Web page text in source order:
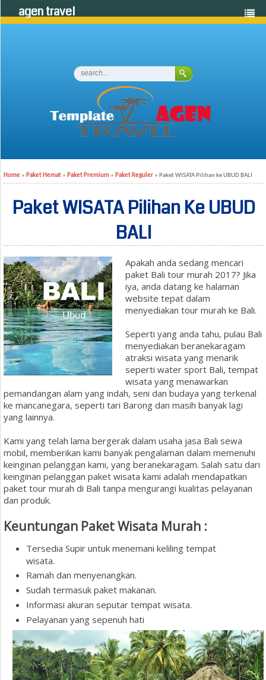
agen travel
Home » Paket Hemat » Paket Premium » Paket Reguler » Paket WISATA Pilihan ke UBUD BALI
Paket WISATA Pilihan Ke UBUD
BALI
Apakah anda sedang mencari
paket Bali tour murah 2017? Jika
iya, anda datang ke halaman
website tepat dalam
menyediakan tour murah ke Bali.
Seperti yang anda tahu, pulau Bali
menyediakan beranekaragam
atraksi wisata yang menarik
seperti water sport Bali, tempat
wisata yang menawarkan
pemandangan alam yang indah, seni dan budaya yang terkenal
ke mancanegara, seperti tari Barong dan masih banyak lagi
yang lainnya.
Kami yang telah lama bergerak dalam usaha jasa Bali sewa
mobil, memberikan kami banyak pengalaman dalam memenuhi
keinginan pelanggan kami, yang beranekaragam. Salah satu dari
keinginan pelanggan paket wisata kami adalah mendapatkan
paket tour murah di Bali tanpa mengurangi kualitas pelayanan
dan produk.
Keuntungan Paket Wisata Murah :
Tersedia Supir untuk menemani keliling tempat
wisata.
Ramah dan menyenangkan.
Sudah termasuk paket makanan.
Informasi akuran seputar tempat wisata.
Pelayanan yang sepenuh hati